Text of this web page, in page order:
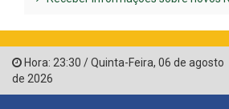
Hora: 23:30 /Quinta-Feira, 06 de agosto
de 2026